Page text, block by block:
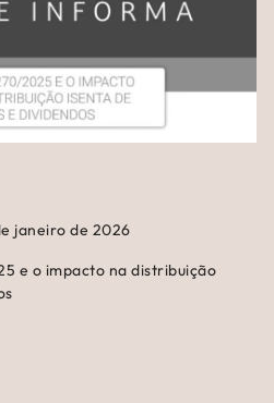
janeiro de 2026
e o impacto na distribuição